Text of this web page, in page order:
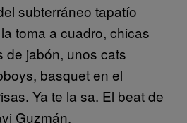
subterráneo tapatío
toma a cuadro, chicas
de jabón, unos cats
basquet en el
Ya te la sa. El beat de
Guzmán.